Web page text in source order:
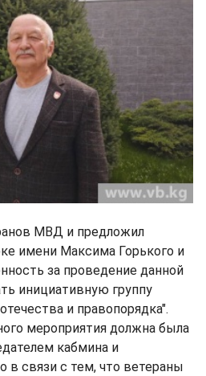
МВД и предложил
имени Максима Горького и
за проведение данной
инициативную группу
и правопорядка".
мероприятия должна была
кабмина и
в связи с тем, что ветераны